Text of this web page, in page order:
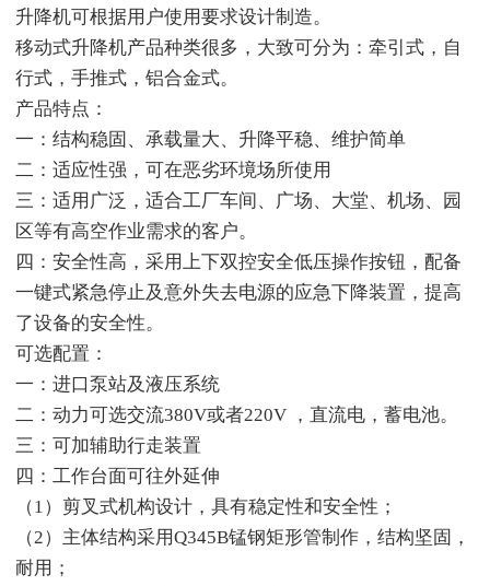
升降机可根据用户使用要求设计制造。
移动式升降机产品种类很多，大致可分为：牵引式，自
行式，手推式，铝合金式。
产品特点：
一：结构稳固、承载量大、升降平稳、维护简单
二：适应性强，可在恶劣环境场所使用
三：适用广泛，适合工厂车间、广场、大堂、机场、园
区等有高空作业需求的客户。
四：安全性高，采用上下双控安全低压操作按钮，配备
一键式紧急停止及意外失去电源的应急下降装置，提高
了设备的安全性。
可选配置：
一：进口泵站及液压系统
二：动力可选交流380V或者220V ，直流电，蓄电池。
三：可加辅助行走装置
四：工作台面可往外延伸
（1）剪叉式机构设计，具有稳定性和安全性；
（2）主体结构采用Q345B锰钢矩形管制作，结构坚固，
耐用；